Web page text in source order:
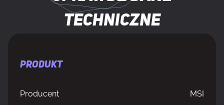
techniczne
PRODUKT
Producent MSI